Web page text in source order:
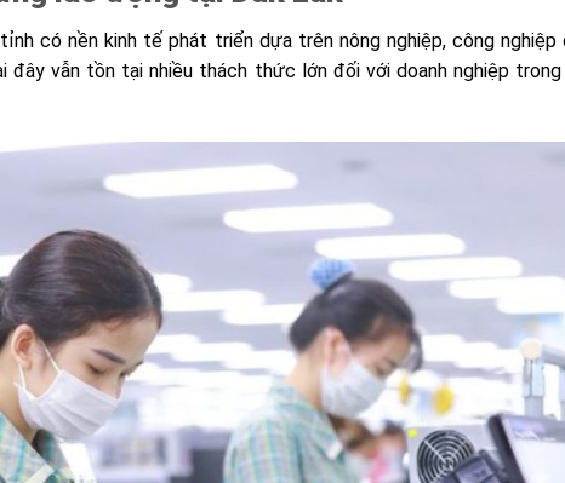
có nền kinh tế phát triển dựa trên nông nghiệp, công nghiệp
đây vẫn tồn tại nhiều thách thức lớn đối với doanh nghiệp